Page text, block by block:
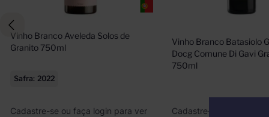
Vinho Branco Aveleda Solos de
Granito 750ml
Safra 2022
Cadastre-se ou faça login para ver
Vinho Branco Batasiolo
Docg Comune Di Gavi
750ml
Cadastre-se ou faça